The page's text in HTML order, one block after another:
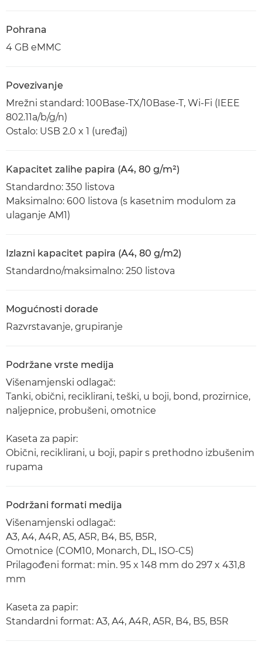
Pohrana
4 GB eMMC
Povezivanje
Mrežni standard: 100Base-TX/10Base-T, Wi-Fi (IEEE
802.11a/b/g/n)
Ostalo: USB 2.0 x 1 (uređaj)
Kapacitet zalihe papira (A4, 80 g/m²)
Standardno: 350 listova
Maksimalno: 600 listova (s kasetnim modulom za
ulaganje AM1)
Izlazni kapacitet papira (A4, 80 g/m2)
Standardno/maksimalno: 250 listova
Mogućnosti dorade
Razvrstavanje, grupiranje
Podržane vrste medija
Višenamjenski odlagač:
Tanki, obični, reciklirani, teški, u boji, bond, prozirnice,
naljepnice, probušeni, omotnice
Kaseta za papir:
Obični, reciklirani, u boji, papir s prethodno izbušenim
rupama
Podržani formati medija
Višenamjenski odlagač:
A3, A4, A4R, A5, A5R, B4, B5, B5R,
Omotnice (COM10, Monarch, DL, ISO-C5)
Prilagođeni format: min. 95 x 148 mm do 297 x 431,8
mm
Kaseta za papir:
Standardni format: A3, A4, A4R, A5R, B4, B5, B5R